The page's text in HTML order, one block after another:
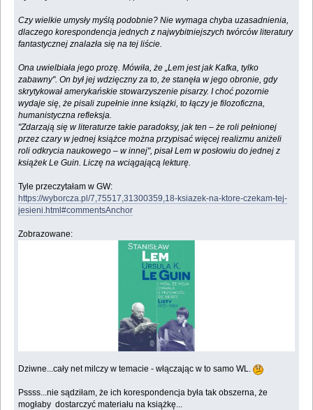
Czy wielkie umysły myślą podobnie? Nie wymaga chyba uzasadnienia,
dlaczego korespondencja jednych z najwybitniejszych twórców literatury
fantastycznej znalazła się na tej liście.
Ona uwielbiała jego prozę. Mówiła, że „Lem jest jak Kafka, tylko
zabawny". On był jej wdzięczny za to, że stanęła w jego obronie, gdy
skrytykował amerykańskie stowarzyszenie pisarzy. I choć pozornie
wydaje się, że pisali zupełnie inne książki, to łączy je filozoficzna,
humanistyczna refleksja.
"Zdarzają się w literaturze takie paradoksy, jak ten – że roli pełnionej
przez czary w jednej książce można przypisać więcej realizmu aniżeli
roli odkrycia naukowego – w innej", pisał Lem w posłowiu do jednej z
książek Le Guin. Liczę na wciągającą lekturę.
Tyle przeczytałam w GW:
https://wyborcza.pl/7,75517,31300359,18-ksiazek-na-ktore-czekam-tej-
jesieni.html#commentsAnchor
Zobrazowane:
Dziwne...cały net milczy w temacie - włączając w to samo WL.
Pssss...nie sądziłam, że ich korespondencja była tak obszerna, że
mogłaby dostarczyć materiału na książkę...